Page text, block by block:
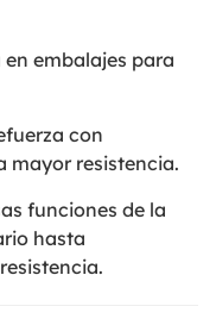
en embalajes para
con
mayor resistencia.
funciones de la
hasta